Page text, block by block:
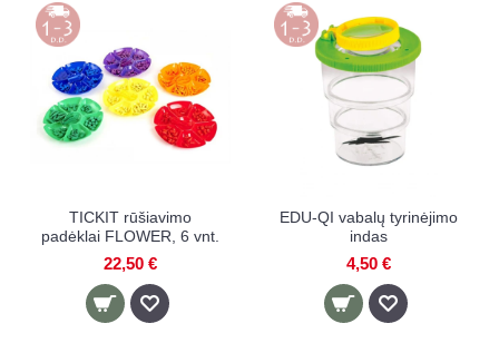
TICKIT rūšiavimo
padėklai FLOWER, 6 vnt.
22,50 €
EDU-QI vabalų tyrinėjimo
indas
4,50 €